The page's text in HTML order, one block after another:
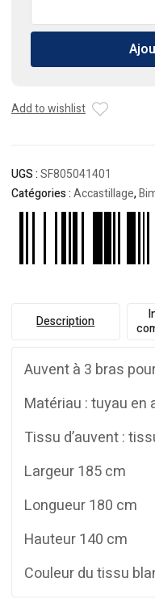
BIMINI
Bras
185cm
Add to wishlist
UGS :SF805041401
Catégories :Accastillage,
Description
Auvent à 3 bras
Matériau : tuyau en
Tissu d’auvent :
Largeur 185 cm
Longueur 180 cm
Hauteur 140 cm
Couleur du tissu